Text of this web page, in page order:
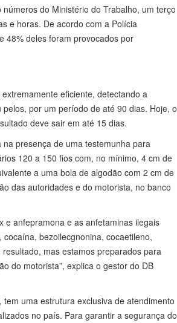
do Ministério do Trabalho, um terço
e horas. De acordo com a Polícia
48% deles foram provocados por
eficiente, detectando a
por um período de até 90 dias. Hoje, o
deve sair em até 15 dias.
presença de uma testemunha para
120 a 150 fios com, no mínimo, 4 cm de
a uma bola de algodão com 2 cm de
das autoridades e do motorista, no banco
e anfepramona e as anfetaminas ilegais
bezoilecgnonina, cocaetileno,
mas estamos preparados para
do motorista”, explica o gestor do DB
uma estrutura exclusiva de atendimento
no país. Para garantir a segurança do